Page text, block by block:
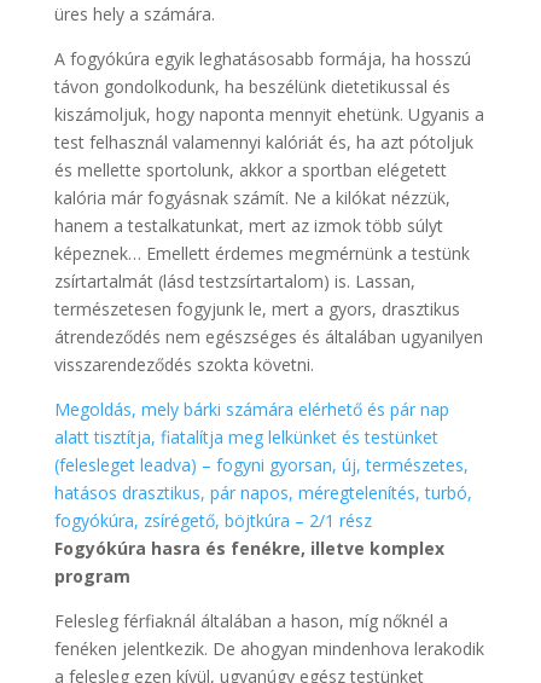
üres hely a számára.
A fogyókúra egyik leghatásosabb formája, ha hosszú
távon gondolkodunk, ha beszélünk dietetikussal és
kiszámoljuk, hogy naponta mennyit ehetünk. Ugyanis a
test felhasznál valamennyi kalóriát és, ha azt pótoljuk
és mellette sportolunk, akkor a sportban elégetett
kalória már fogyásnak számít. Ne a kilókat nézzük,
hanem a testalkatunkat, mert az izmok több súlyt
képeznek… Emellett érdemes megmérnünk a testünk
zsírtartalmát (lásd testzsírtartalom) is. Lassan,
természetesen fogyjunk le, mert a gyors, drasztikus
átrendeződés nem egészséges és általában ugyanilyen
visszarendeződés szokta követni.
Megoldás, mely bárki számára elérhető és pár nap
alatt tisztítja, fiatalítja meg lelkünket és testünket
(felesleget leadva) – fogyni gyorsan, új, természetes,
hatásos drasztikus, pár napos, méregtelenítés, turbó,
fogyókúra, zsírégető, böjtkúra – 2/1 rész
Fogyókúra hasra és fenékre, illetve komplex
program
Felesleg férfiaknál általában a hason, míg nőknél a
fenéken jelentkezik. De ahogyan mindenhova lerakodik
a felesleg ezen kívül, ugyanúgy egész testünket